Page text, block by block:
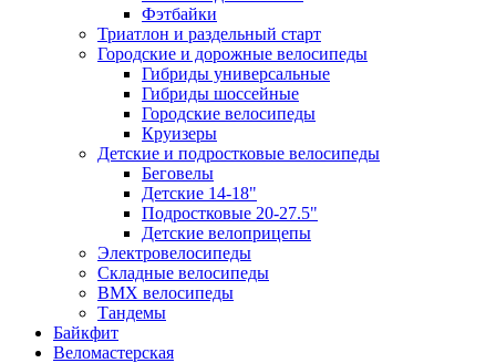
Фэтбайки
Триатлон и раздельный старт
Городские и дорожные велосипеды
Гибриды универсальные
Гибриды шоссейные
Городские велосипеды
Круизеры
Детские и подростковые велосипеды
Беговелы
Детские 14-18"
Подростковые 20-27.5"
Детские велоприцепы
Электровелосипеды
Складные велосипеды
BMX велосипеды
Тандемы
Байкфит
Веломастерская